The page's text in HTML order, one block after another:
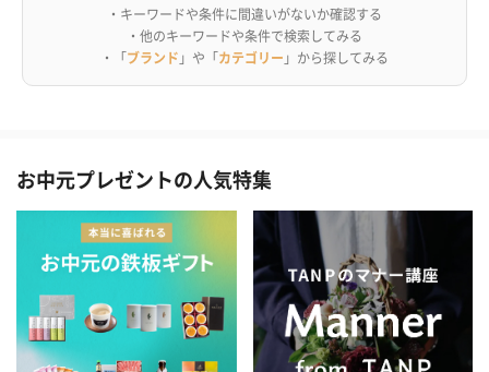
・キーワードや条件に間違いがないか確認する
・他のキーワードや条件で検索してみる
・「ブランド 」や「カテゴリー 」から探してみる
お中元プレゼントの人気特集